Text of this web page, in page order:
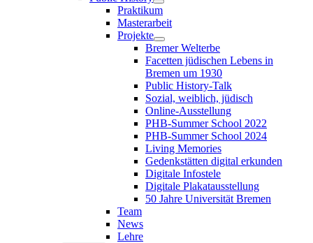
Praktikum
Masterarbeit
Projekte
Bremer Welterbe
Facetten jüdischen Lebens in
Bremen um 1930
Public History-Talk
Sozial, weiblich, jüdisch
Online-Ausstellung
PHB-Summer School 2022
PHB-Summer School 2024
Living Memories
Gedenkstätten digital erkunden
Digitale Infostele
Digitale Plakatausstellung
50 Jahre Universität Bremen
Team
News
Lehre